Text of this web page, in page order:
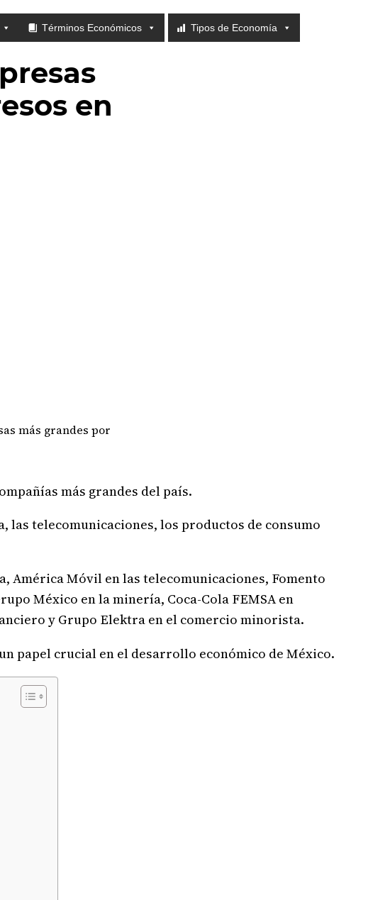
Términos Económicos Tipos de Economía
en
más grandes por
más grandes del país.
las telecomunicaciones, los productos de consumo
América Móvil en las telecomunicaciones, Fomento
México en la minería, Coca-Cola FEMSA en
y Grupo Elektra en el comercio minorista.
papel crucial en el desarrollo económico de México.